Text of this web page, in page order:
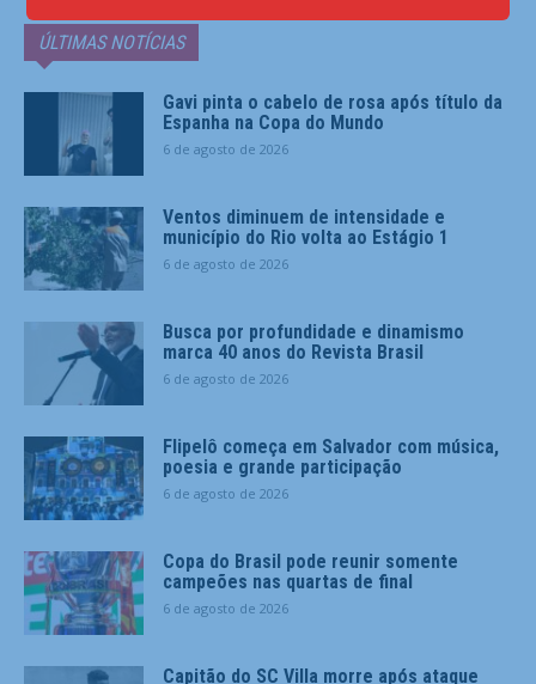
ÚLTIMAS NOTÍCIAS
Gavi pinta o cabelo de rosa após título da
Espanha na Copa do Mundo
6 de agosto de 2026
Ventos diminuem de intensidade e
município do Rio volta ao Estágio 1
6 de agosto de 2026
Busca por profundidade e dinamismo
marca 40 anos do Revista Brasil
6 de agosto de 2026
Flipelô começa em Salvador com música,
poesia e grande participação
6 de agosto de 2026
Copa do Brasil pode reunir somente
campeões nas quartas de final
6 de agosto de 2026
Capitão do SC Villa morre após ataque